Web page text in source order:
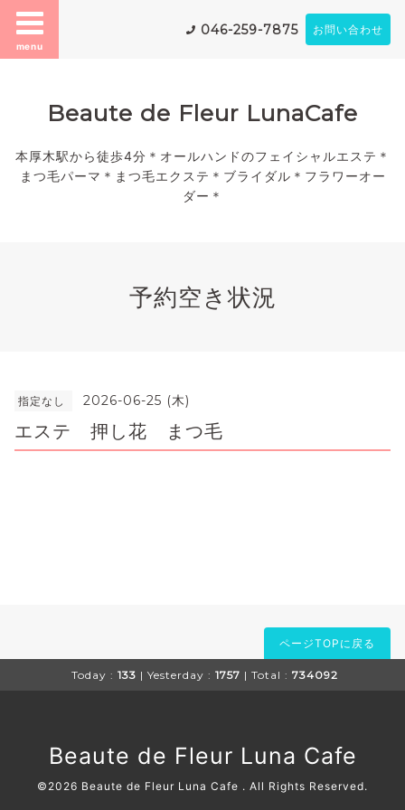
menu
046-259-7875 お問い合わせ
Beaute de Fleur LunaCafe
本厚木駅から徒歩4分＊オールハンドのフェイシャルエステ＊
まつ毛パーマ＊まつ毛エクステ＊ブライダル＊フラワーオー
ダー＊
予約空き状況
指定なし 2026-06-25 (木)
エステ 押し花 まつ毛
ページTOPに戻る
Today : 133 | Yesterday : 1757 | Total : 734092
Beaute de Fleur Luna Cafe
©2026 Beaute de Fleur Luna Cafe . All Rights Reserved.